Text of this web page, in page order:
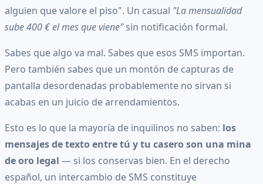
alguien que valore el piso". Un casual "La mensualidad
sube 400 € el mes que viene"sin notificación formal.
Sabes que algo va mal. Sabes que esos SMS importan.
Pero también sabes que un montón de capturas de
pantalla desordenadas probablemente no sirvan si
acabas en un juicio de arrendamientos.
Esto es lo que la mayoría de inquilinos no saben: los
mensajes de texto entre tú y tu casero son una mina
de oro legal — si los conservas bien. En el derecho
español, un intercambio de SMS constituye